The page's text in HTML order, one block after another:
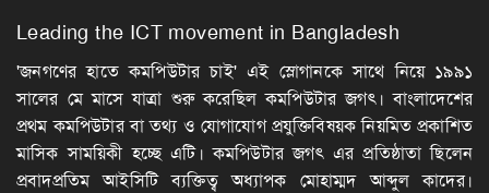
Leading the ICT movement in Bangladesh
'জনগণের হাতে কমপিউটার চাই' এই স্লোগানকে সাথে নিয়ে ১৯৯১
সালের মে মাসে যাত্রা শুরু করেছিল কমপিউটার জগৎ। বাংলাদেশের
প্রথম কমপিউটার বা তথ্য ও যোগাযোগ প্রযুক্তিবিষয়ক নিয়মিত প্রকাশিত
মাসিক সাময়িকী হচ্ছে এটি। কমপিউটার জগৎ এর প্রতিষ্ঠাতা ছিলেন
প্রবাদপ্রতিম আইসিটি ব্যক্তিত্ব অধ্যাপক মোহাম্মদ আব্দুল কাদের।